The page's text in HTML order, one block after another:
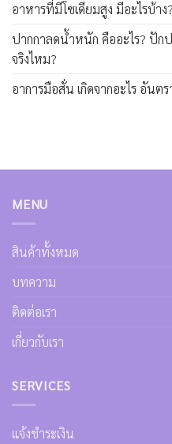
อาหารที่มีโซเดียมสูง มีอะไรบ้า
ปากกาลดน้ำหนัก คืออะไร? ปั
จริงไหม?
อาการมือสั่น เกิดจากอะไร อัน
MENU
สินค้าทั้งหมด
บทความ
ติดต่อเรา
เกี่ยวกับเรา
SERVICES
แจ้งชำระเงิน